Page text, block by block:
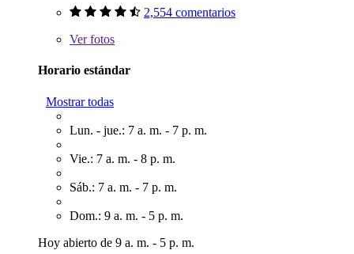
2,554 comentarios
Verfotos
Horario estándar
Mostrar todas
Lun. - jue.: 7 a. m. - 7 p. m.
Vie.: 7 a. m. - 8 p. m.
Sáb.: 7 a. m. - 7 p. m.
Dom.: 9 a. m. - 5 p. m.
Hoy abierto de 9 a. m. - 5 p. m.